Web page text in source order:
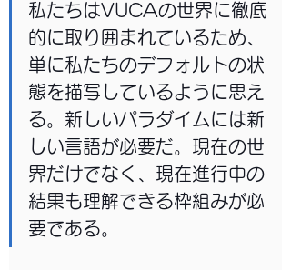
私たちはVUCAの世界に徹底
的に取り囲まれているため、
単に私たちのデフォルトの状
態を描写しているように思え
る。新しいパラダイムには新
しい言語が必要だ。現在の世
界だけでなく、現在進行中の
結果も理解できる枠組みが必
要である。